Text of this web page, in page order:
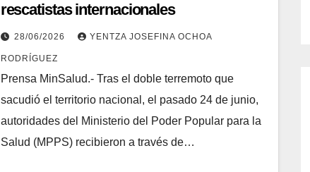
rescatistas internacionales
28/06/2026 YENTZA JOSEFINA OCHOA
RODRÍGUEZ
Prensa MinSalud.- Tras el doble terremoto que
sacudió el territorio nacional, el pasado 24 de junio,
autoridades del Ministerio del Poder Popular para la
Salud (MPPS) recibieron a través de…